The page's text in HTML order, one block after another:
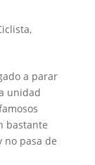
,
a parar
unidad
bastante
no pasa de